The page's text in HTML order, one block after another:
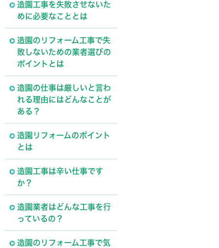
造園工事を失敗させないた
めに必要なこととは
造園のリフォーム工事で失
敗しないための業者選びの
ポイントとは
造園の仕事は厳しいと言わ
れる理由にはどんなことが
ある？
造園リフォームのポイント
とは
造園工事は辛い仕事です
か？
造園業者はどんな工事を行
っているの？
造園のリフォーム工事で気